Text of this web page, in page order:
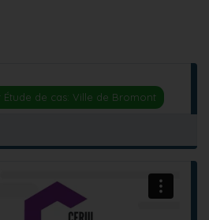
Étude de cas: Ville de Bromont